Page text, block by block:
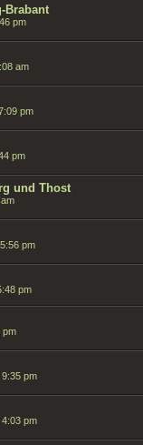
Brabant
pm
am
pm
pm
und Thost
pm
pm
pm
pm
4:03 pm